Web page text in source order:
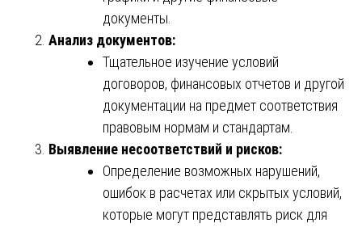
документы.
Анализ документов:
Тщательное изучение условий
договоров, финансовых отчетов и другой
документации на предмет соответствия
правовым нормам и стандартам.
Выявление несоответствий и рисков:
Определение возможных нарушений,
ошибок в расчетах или скрытых условий,
которые могут представлять риск для